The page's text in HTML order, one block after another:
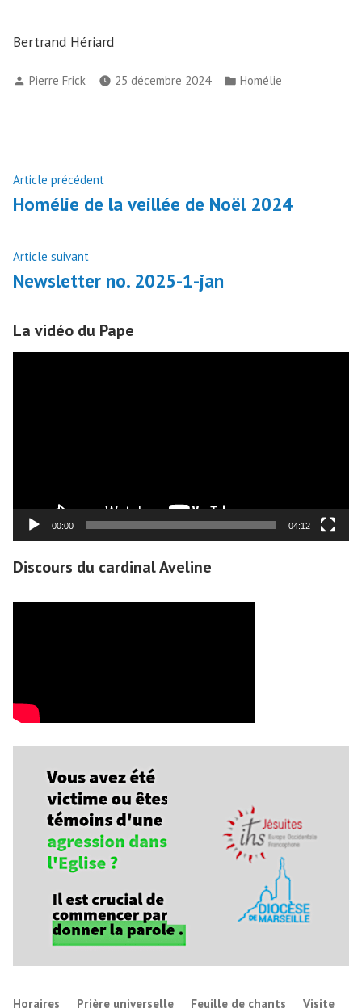
Bertrand Hériard
Publié
Pierre Frick 25 décembre 2024
Publié
Homélie
Navigation
de
l’article
Article précédent
précédent :
Homélie de la veillée de Noël 2024
Article suivant
suivant
Newsletter no. 2025-1-jan
La vidéo du Pape
00:00 04:12
Discours du cardinal Aveline
Horaires Prière universelle Feuille de chants Visite